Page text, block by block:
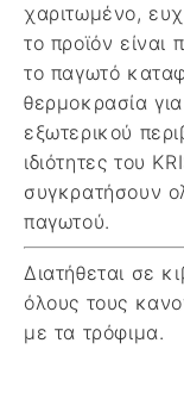
χαριτωμένο,
το προϊόν
το παγωτό
θερμοκρασία
εξωτερικού
ιδιότητες του
συγκρατήσουν
παγωτού.
Διατήθεται σε
όλους τους
με τα τρόφιμα.